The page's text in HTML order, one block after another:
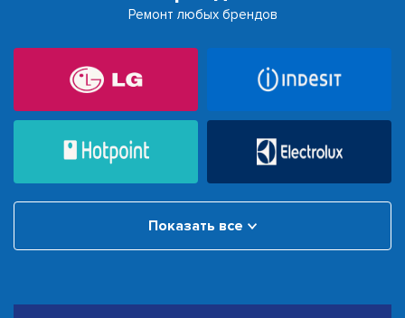
Ремонт любых брендов
Показать все